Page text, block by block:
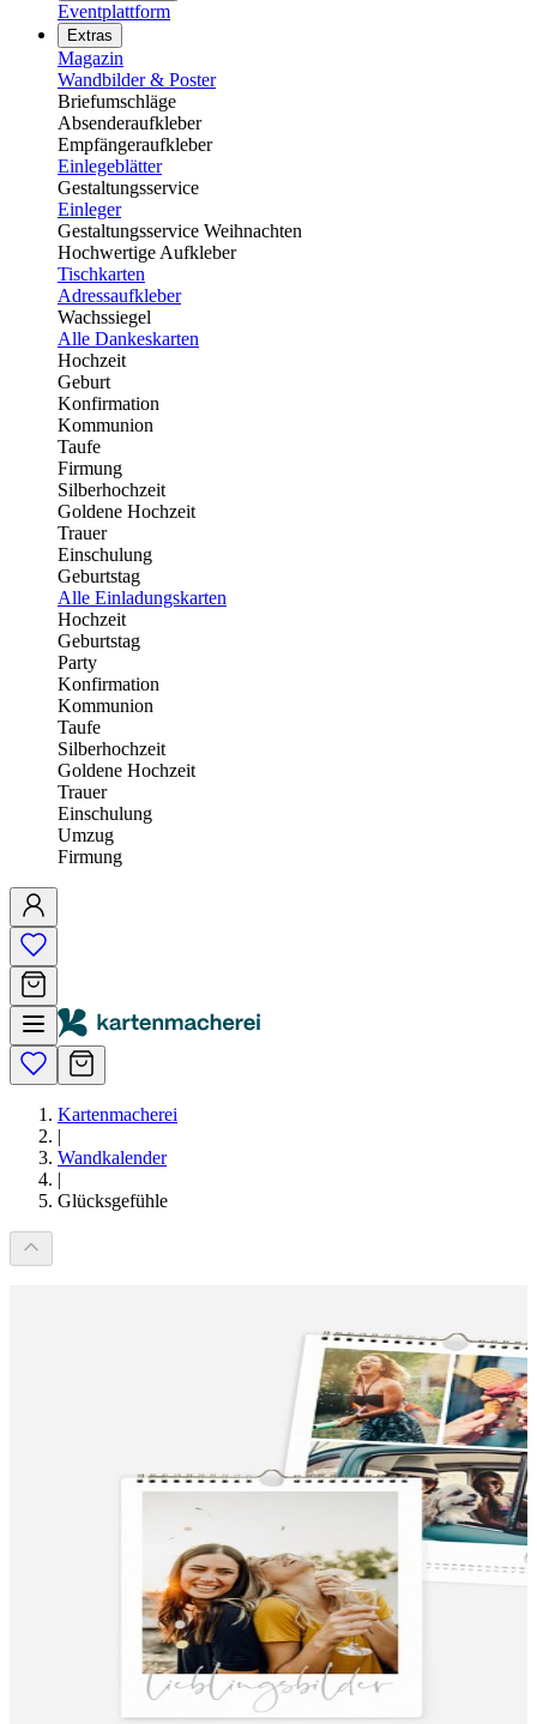
Eventplattform
Extras
Magazin
Wandbilder & Poster
Briefumschläge
Absenderaufkleber
Empfängeraufkleber
Einlegeblätter
Gestaltungsservice
Einleger
Gestaltungsservice Weihnachten
Hochwertige Aufkleber
Tischkarten
Adressaufkleber
Wachssiegel
Alle Dankeskarten
Hochzeit
Geburt
Konfirmation
Kommunion
Taufe
Firmung
Silberhochzeit
Goldene Hochzeit
Trauer
Einschulung
Geburtstag
Alle Einladungskarten
Hochzeit
Geburtstag
Party
Konfirmation
Kommunion
Taufe
Silberhochzeit
Goldene Hochzeit
Trauer
Einschulung
Umzug
Firmung
Kartenmacherei
|
Wandkalender
|
Glücksgefühle